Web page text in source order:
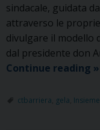
sindacale, guidata
attraverso le
divulgare il modello
dal presidente don
Continue reading »
ctbarriera gela